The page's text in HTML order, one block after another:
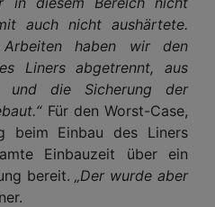
auch nicht aushärtete.
haben wir den
Liners abgetrennt, aus
und die Sicherung der
Für den Worst-Case,
beim Einbau des Liners
Einbauzeit über ein
bereit. „Der wurde aber